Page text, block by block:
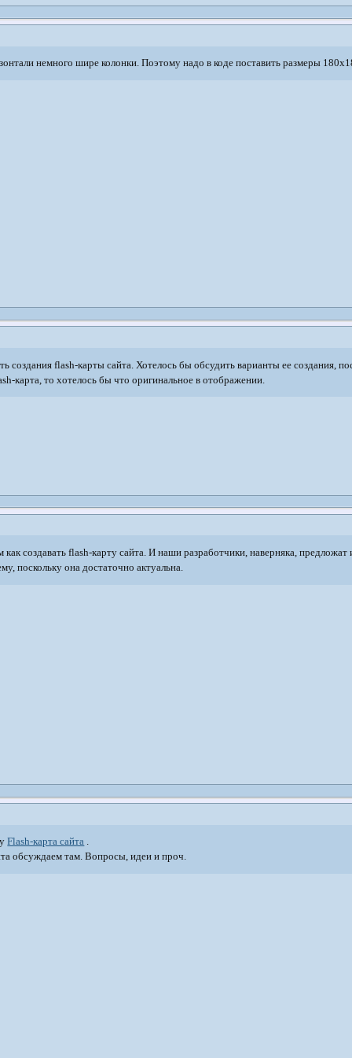
немного шире колонки. Поэтому надо в коде поставить размеры
создания flash-карты сайта. Хотелось бы обсудить варианты ее создания,
карта, то хотелось бы что оригинальное в отображении.
создавать flash-карту сайта. И наши разработчики, наверняка, предложат
поскольку она достаточно актуальна.
Flash-карта сайта .
обсуждаем там. Вопросы, идеи и проч.